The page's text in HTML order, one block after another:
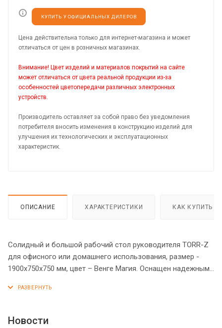
КУПИТЬ У ОФИЦИАЛЬНЫХ ДИЛЕРОВ
Цена действительна только для интернет-магазина и может
отличаться от цен в розничных магазинах.
Внимание! Цвет изделий и материалов покрытий на сайте
может отличаться от цвета реальной продукции из-за
особенностей цветопередачи различных электронных
устройств.
Производитель оставляет за собой право без уведомления
потребителя вносить изменения в конструкцию изделий для
улучшения их технологических и эксплуатационных
характеристик.
ОПИСАНИЕ ХАРАКТЕРИСТИКИ КАК КУПИТЬ
Солидный и большой рабочий стол руководителя TORR-Z
для офисного или домашнего использования, размер -
1900х750х750 мм, цвет – Венге Магия. Оснащен надежными
мм. По бокам стол оснащен двумя тумбами, в каждой из
столешницей и опорами установлены специальные
Новости